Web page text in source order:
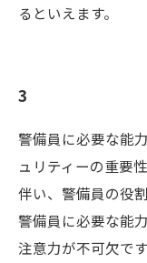
るといえます。
3
警備員に必要な能
ュリティーの重要
伴い、警備員の役
警備員に必要な能
注意力が不可欠で